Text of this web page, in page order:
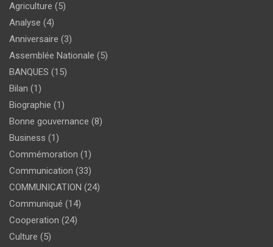
Agriculture (5)
Analyse (4)
Anniversaire (3)
Assemblée Nationale (5)
BANQUES (15)
Bilan (1)
Biographie (1)
Bonne gouvernance (8)
Business (1)
Commémoration (1)
Communication (33)
COMMUNICATION (24)
Communiqué (14)
Cooperation (24)
Culture (5)